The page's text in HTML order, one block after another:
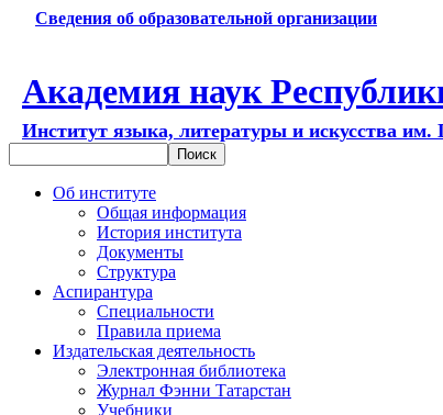
Сведения об образовательной организации
Академия наук
Институт языка, литературы и искусства им.
Об институте
Общая информация
История института
Документы
Структура
Аспирантура
Специальности
Правила приема
Издательская деятельность
Электронная библиотека
Журнал Фэнни Татарстан
Учебники